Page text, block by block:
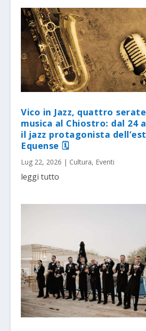
Vico in Jazz, quattro
musica al Chiostro: dal 24
il jazz protagonista
Equense 🗓
Lug 22, 2026 | Cultura, Eventi
leggi tutto